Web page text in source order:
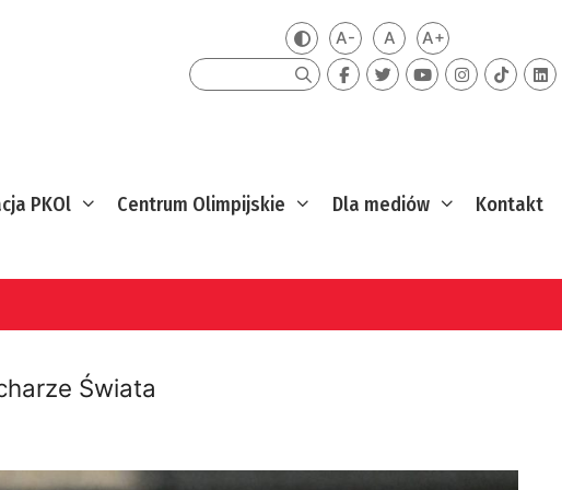
Zmień kontrast
A-Mniejsza czcionka
ADomyślna czcionka
A+Większa
Szukaj
PKOl Centrum Olimpijskie Dla mediów Kontakt
Świata